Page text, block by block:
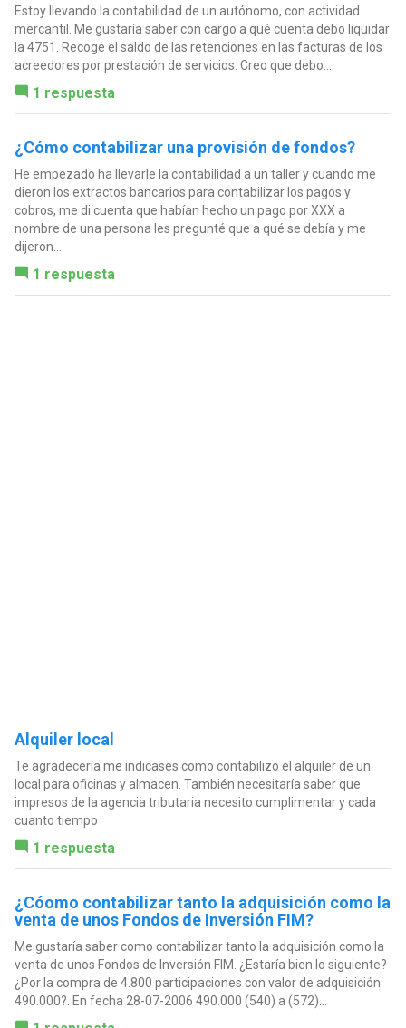
Estoy llevando la contabilidad de un autónomo, con actividad
mercantil. Me gustaría saber con cargo a qué cuenta debo liquidar
la 4751. Recoge el saldo de las retenciones en las facturas de los
acreedores por prestación de servicios. Creo que debo...
1 respuesta
¿Cómo contabilizar una provisión de fondos?
He empezado ha llevarle la contabilidad a un taller y cuando me
dieron los extractos bancarios para contabilizar los pagos y
cobros, me di cuenta que habían hecho un pago por XXX a
nombre de una persona les pregunté que a qué se debía y me
dijeron...
1 respuesta
Alquiler local
Te agradecería me indicases como contabilizo el alquiler de un
local para oficinas y almacen. También necesitaría saber que
impresos de la agencia tributaria necesito cumplimentar y cada
cuanto tiempo
1 respuesta
¿Cóomo contabilizar tanto la adquisición como la
venta de unos Fondos de Inversión FIM?
Me gustaría saber como contabilizar tanto la adquisición como la
venta de unos Fondos de Inversión FIM. ¿Estaría bien lo siguiente?
¿Por la compra de 4.800 participaciones con valor de adquisición
490.000?. En fecha 28-07-2006 490.000 (540) a (572)...